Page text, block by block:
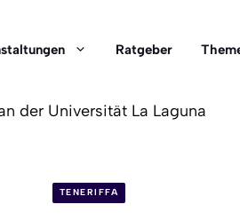
Ratgeber
der Universität La Laguna
TENERIFFA